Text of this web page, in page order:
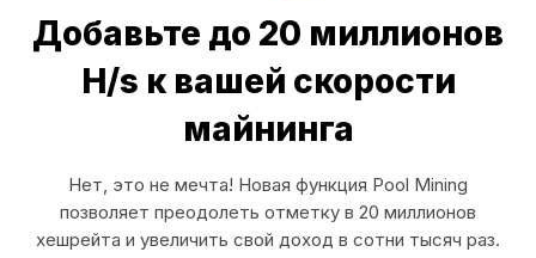
Добавьте до 20 миллионов
H/s к вашей скорости
майнинга
Нет, это не мечта! Новая функция Pool Mining
позволяет преодолеть отметку в 20 миллионов
хешрейта и увеличить свой доход в сотни тысяч раз.